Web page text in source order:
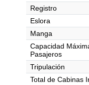
Registro
Eslora
Manga
Capacidad
Pasajeros
Tripulación
Total de Cabinas